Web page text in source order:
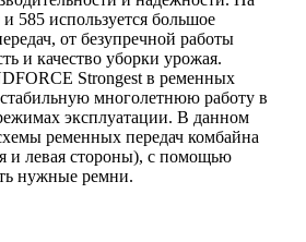
используется большое
от безупречной работы
и качество уборки урожая.
Strongest в ременных
стабильную многолетнюю работу в
эксплуатации. В данном
ременных передач комбайна
и левая стороны), с помощью
нужные ремни.